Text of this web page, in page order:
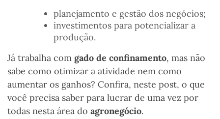
planejamento e gestão dos negócios;
investimentos para potencializar a
produção.
Já trabalha com gado de confinamento, mas não
sabe como otimizar a atividade nem como
aumentar os ganhos? Confira, neste post, o que
você precisa saber para lucrar de uma vez por
todas nesta área do agronegócio.